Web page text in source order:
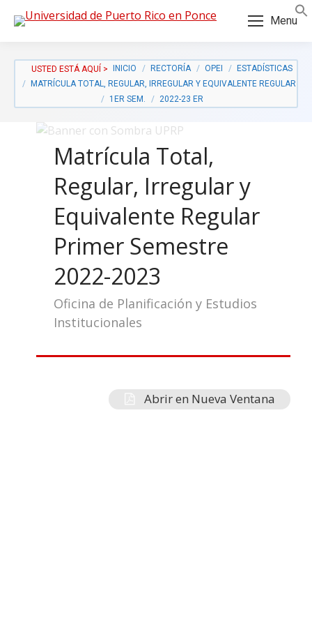
Menu
INICIO RECTORÍA OPEI
ESTADÍSTICAS
MATRÍCULA TOTAL, REGULAR, IRREGULAR Y EQUIVALENTE REGULAR
1ER SEM.
2022-23 ER
Matrícula Total,
Regular, Irregular y
Equivalente Regular
Primer Semestre
2022-2023
Oficina de Planificación y Estudios
Institucionales
Abrir en Nueva Ventana